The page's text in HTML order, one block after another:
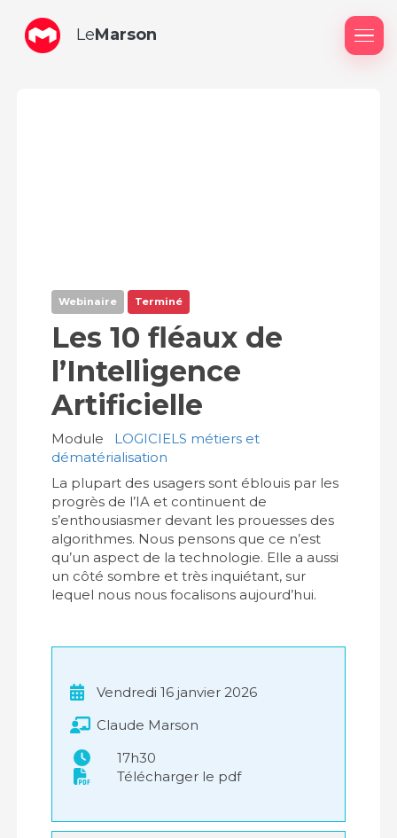
LeMarson
Webinaire Terminé
Les 10 fléaux de
l’Intelligence
Artificielle
Module
LOGICIELS métiers et
dématérialisation
La plupart des usagers sont éblouis par les
progrès de l’IA et continuent de
s’enthousiasmer devant les prouesses des
algorithmes. Nous pensons que ce n’est
qu’un aspect de la technologie. Elle a aussi
un côté sombre et très inquiétant, sur
lequel nous nous focalisons aujourd’hui.
Vendredi 16 janvier 2026
Claude Marson
17h30
Télécharger le pdf